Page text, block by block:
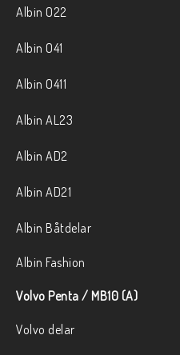
Albin O22
Albin O41
Albin O411
Albin AL23
Albin AD2
Albin AD21
Albin Båtdelar
Albin Fashion
Volvo Penta / MB10 (A)
Volvo delar